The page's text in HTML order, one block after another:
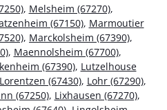
, Melsheim (67270),
(67150), Marmoutier
, Marckolsheim (67390),
, Maennolsheim (67700),
(67390), Lutzelhouse
Lorentzen (67430), Lohr (67290),
(67250), Lixhausen (67270),